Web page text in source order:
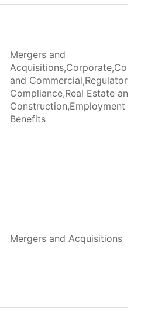
Mergers and
and Commercial,Regulatory
Compliance,Real Estate and
Construction,Employment
Benefits
Mergers and Acquisitions